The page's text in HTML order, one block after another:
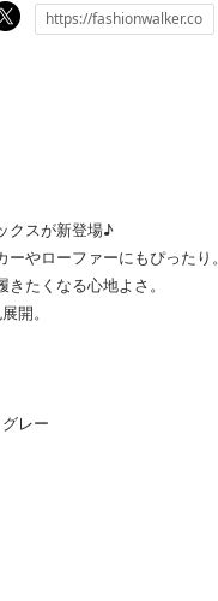
クスが新登場♪
やローファーにもぴったり。
たくなる心地よさ。
開。
レー